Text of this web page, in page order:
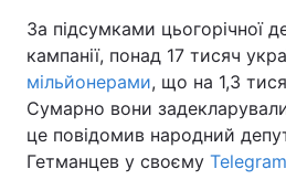
За підсумками цьогорічної
кампанії, понад 17 тисяч
мільйонерами, що на 1,3
Сумарно вони
це повідомив народний
Гетманцев у своєму